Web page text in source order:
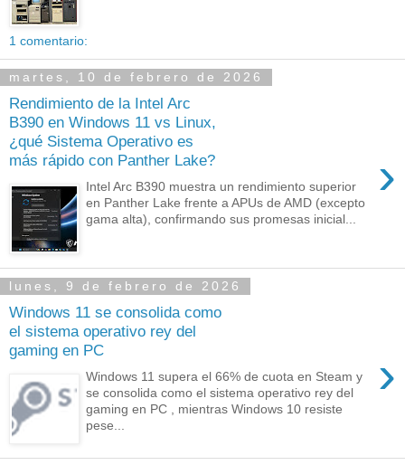
1 comentario:
martes, 10 de febrero de 2026
Rendimiento de la Intel Arc
B390 en Windows 11 vs Linux,
¿qué Sistema Operativo es
más rápido con Panther Lake?
›
Intel Arc B390 muestra un rendimiento superior
en Panther Lake frente a APUs de AMD (excepto
gama alta), confirmando sus promesas inicial...
lunes, 9 de febrero de 2026
Windows 11 se consolida como
el sistema operativo rey del
gaming en PC
›
Windows 11 supera el 66% de cuota en Steam y
se consolida como el sistema operativo rey del
gaming en PC , mientras Windows 10 resiste
pese...